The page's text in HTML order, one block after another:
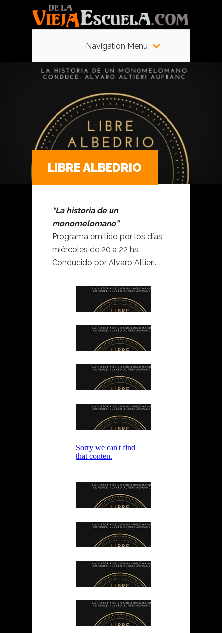
Navigation Menu
LIBRE ALBEDRIO
“La historia de un
monomelomano”
Programa emitido por los días
miércoles de 20 a 22 hs.
Conducido por Alvaro Altieri.